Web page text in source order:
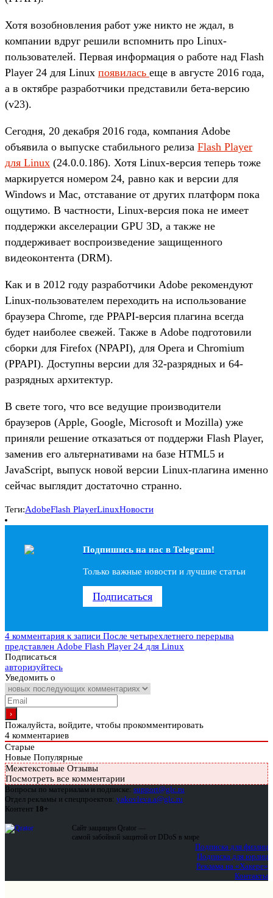
Хотя возобновления работ уже никто не ждал, в
компании вдруг решили вспомнить про Linux-
пользователей. Первая информация о работе над Flash
Player 24 для Linux появилась еще в августе 2016 года,
а в октябре разработчики представили бета-версию
(v23).
Сегодня, 20 декабря 2016 года, компания Adobe
объявила о выпуске стабильного релиза Flash Player
для Linux (24.0.0.186). Хотя Linux-версия теперь тоже
маркируется номером 24, равно как и версии для
Windows и Mac, отставание от других платформ пока
ощутимо. В частности, Linux-версия пока не имеет
поддержки акселерации GPU 3D, а также не
поддерживает воспроизведение защищенного
видеоконтента (DRM).
Как и в 2012 году разработчики Adobe рекомендуют
Linux-пользователем переходить на использование
браузера Chrome, где PPAPI-версия плагина всегда
будет наиболее свежей. Также в Adobe подготовили
сборки для Firefox (NPAPI), для Opera и Chromium
(PPAPI). Доступны версии для 32-разрядных и 64-
разрядных архитектур.
В свете того, что все ведущие производители
браузеров (Apple, Google, Microsoft и Mozilla) уже
приняли решение отказаться от поддержи Flash Player,
заменив его альтернативами на базе HTML5 и
JavaScript, выпуск новой версии Linux-плагина именно
сейчас выглядит достаточно странно.
Теги:AdobeFlash PlayerLinuxНовости
Подпишись на наc в Telegram!
Только важные новости и лучшие статьи
Подписаться
4 комментария к записи После четырехлетнего перерыва
представлен Adobe Flash Player 24 для Linux
Подписаться
авторизуйтесь
Уведомить о
Пожалуйста, войдите, чтобы прокомментировать
4 комментариев
Старые
Новые Популярные
Межтекстовые Отзывы
Посмотреть все комментарии
Вопросы по материалам и подписке: support@glc.ru
Отдел рекламы и спецпроектов: yakovleva.a@glc.ru
Контент 18+
Сайт защищен Qrator —
самой забойной защитой от DDoS в мире
Подписка для физлиц
Подписка для юрлиц
Реклама на «Хакере»
Контакты